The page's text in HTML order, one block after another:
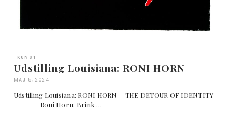
KUNST
Udstilling Louisiana: RONI HORN
MAJ 5, 2024
Udstilling Louisiana: RONI HORN THE DETOUR OF IDENTITY
Roni Horn: Brink …